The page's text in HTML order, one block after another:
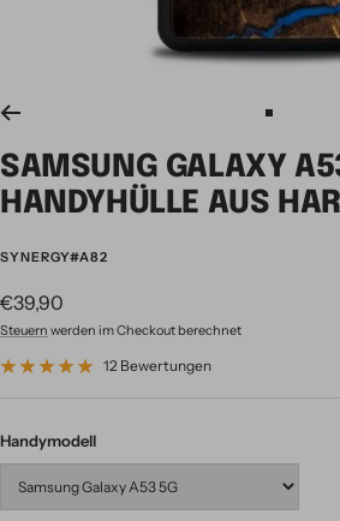
Zur
1
gehen
SAMSUNG GALAXY
HANDYHÜLLE AUS
SYNERGY#A82
Angebotspreis
€39,90
Steuern werden im Checkout berechnet
12 Bewertungen
Handymodell